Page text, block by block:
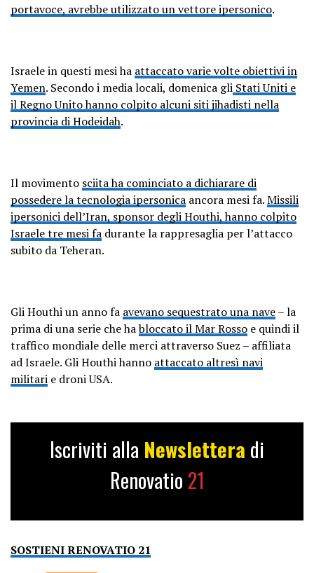
portavoce, avrebbe utilizzato un vettore ipersonico.
Israele in questi mesi ha attaccato varie volte obiettivi in
Yemen. Secondo i media locali, domenica gli Stati Uniti e
il Regno Unito hanno colpito alcuni siti jihadisti nella
provincia di Hodeidah.
Il movimento sciita ha cominciato a dichiarare di
possedere la tecnologia ipersonica ancora mesi fa.Missili
ipersonici dell’Iran, sponsor degli Houthi, hanno colpito
Israele tre mesi fa durante la rappresaglia per l’attacco
subito da Teheran.
Gli Houthi un anno fa avevano sequestrato una nave– la
prima di una serie che habloccato il Mar Rosso e quindi il
traffico mondiale delle merci attraverso Suez – affiliata
ad Israele. Gli Houthi hanno attaccato altresì navi
militari e droni USA.
Iscriviti alla Newslettera di
Renovatio 21
SOSTIENI RENOVATIO 21